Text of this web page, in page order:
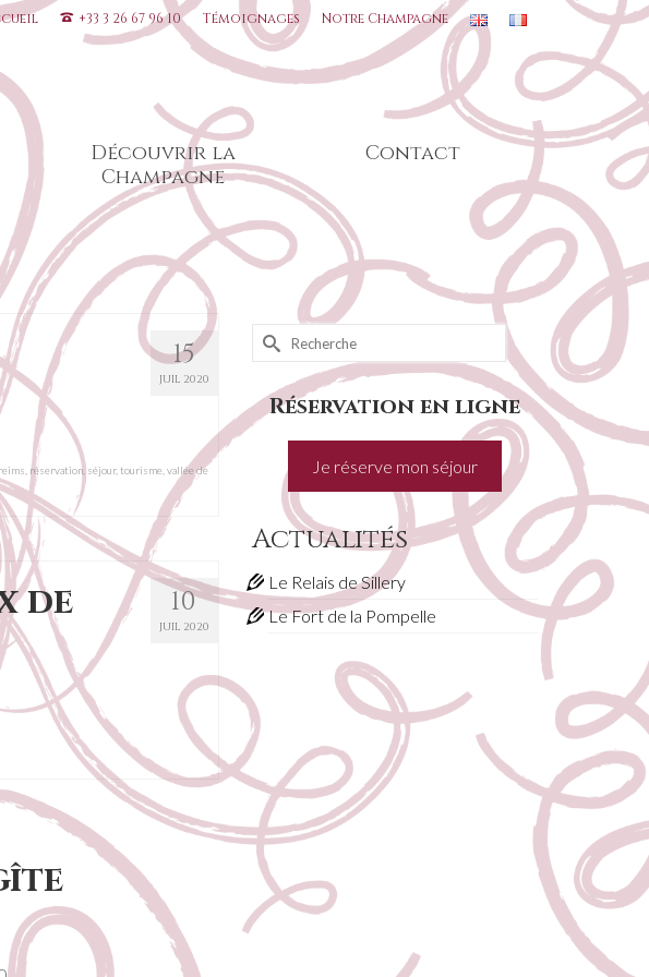
+33 3 26 67 96 10 Témoignages Notre Champagne
Découvrir la
Champagne
Contact
15
JUIL 2020
reims réservation séjour, tourisme vallée de
10
JUIL 2020
de
Rechercher :
Réservation en ligne
Je réserve mon séjour
Actualités
Le Relais de Sillery
Le Fort de la Pompelle